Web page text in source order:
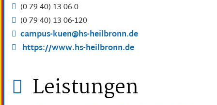
(07940) 1306-0
(07940) 1306-120
campus-kuen@hs-heilbronn.de
https://www.hs-heilbronn.de
Leistungen